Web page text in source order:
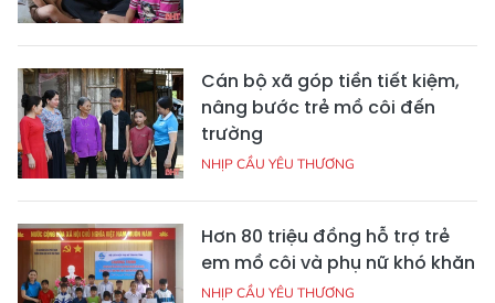
Cán bộ xã góp tiền tiết kiệm,
nâng bước trẻ mồ côi đến
trường
NHỊP CẦU YÊU THƯƠNG
Hơn 80 triệu đồng hỗ trợ trẻ
em mồ côi và phụ nữ khó khăn
NHỊP CẦU YÊU THƯƠNG